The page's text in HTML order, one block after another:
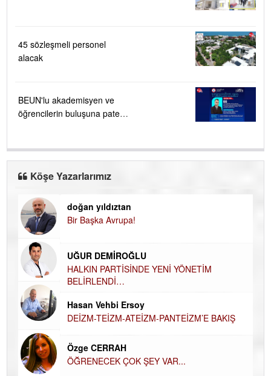
45 sözleşmeli personel
alacak
BEUN'lu akademisyen ve
öğrencilerin buluşuna patent
Köşe Yazarlarımız
doğan yıldıztan
Bir Başka Avrupa!
UĞUR DEMİROĞLU
HALKIN PARTİSİNDE YENİ YÖNETİM
BELİRLENDİ…
Hasan Vehbi Ersoy
DEİZM-TEİZM-ATEİZM-PANTEİZM’E BAKIŞ
Özge CERRAH
ÖĞRENECEK ÇOK ŞEY VAR...